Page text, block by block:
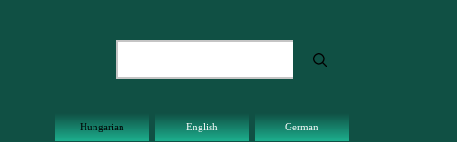
Hungarian English German